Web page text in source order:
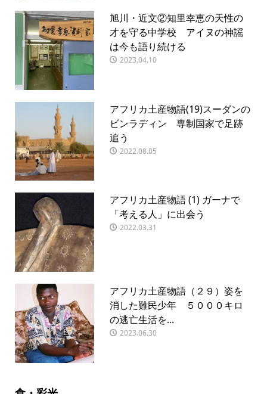
旭川・近文②知里幸恵の天性の
才を守る中学校 アイヌの神謡
は今も語り続ける
2023.04.10
アフリカ土産物語(19)スーダンの
ビンラディン 専制国家で足跡
追う
2022.08.05
アフリカ土産物語 (1) ガーナで
「考える人」に出会う
2022.03.31
アフリカ土産物語（２９）姿を
消した難民少年 ５０００キロ
の逃亡生活を...
2023.06.30